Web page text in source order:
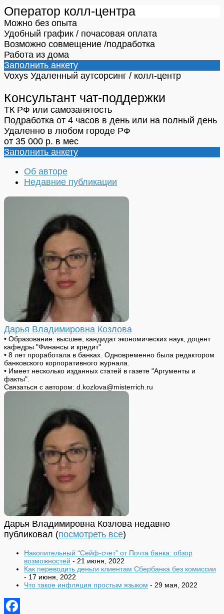
Оператор колл-центра
Можно без опыта
Удобный график / почасовая оплата
Возможно совмещение /подработка
Работа из дома
Заполнить анкету
Voxys Удаленный аутсорсинг / колл-центр
Консультант чат-поддержки
ТК РФ или самозанятость
Подработка от 4 часов в день или на полный день
Удаленно в любом городе РФ
от 35 000 р. в мес
Заполнить анкету
Об авторе
Недавние публикации
Дарья Владимировна Козлова
• Образование: высшее, кандидат экономических наук, доцент
кафедры "Финансы и кредит".
• 8 лет проработала в банках. Одновременно была редактором
банковского корпоративного журнала.
• Имеет несколько изданных статей в газете "Аргументы и
факты".
Связаться с автором: d.kozlova@misterrich.ru
Дарья Владимировна Козлова недавно
публиковал (посмотреть все)
Накопительный “Сейф-счет” от Почта банка: обзор
возможностей - 21 июня, 2022
Как переводить деньги клиентам Сбербанка без комиссии
- 17 июня, 2022
Что такое инфляция простым языком - 29 мая, 2022